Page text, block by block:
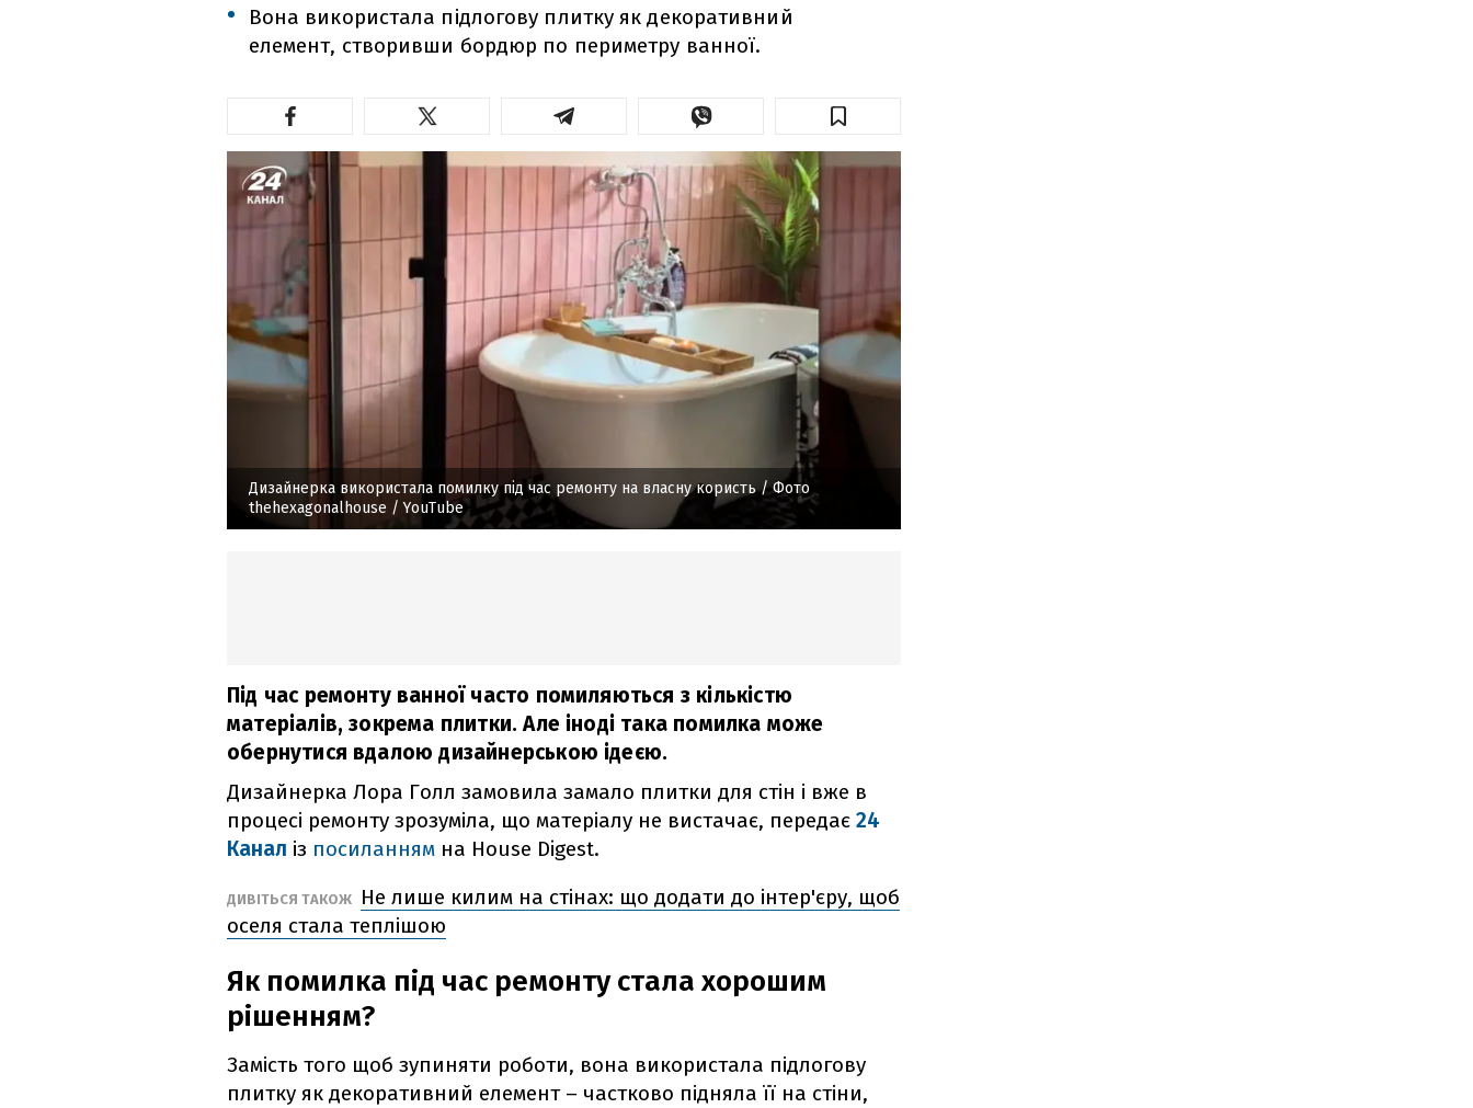
Вона використала підлогову плитку як декоративний
елемент, створивши бордюр по периметру ванної.
Дизайнерка використала помилку під час ремонту на власну користь/ Фото
thehexagonalhouse / YouTube
Під час ремонту ванної часто помиляються з кількістю
матеріалів, зокрема плитки. Але іноді така помилка може
обернутися вдалою дизайнерською ідеєю.
Дизайнерка Лора Голл замовила замало плитки для стін і вже в
процесі ремонту зрозуміла, що матеріалу не вистачає, передає 24
Канал із посиланням на House Digest.
ДИВІТЬСЯ ТАКОЖ
Не лише килим на стінах: що додати до інтер'єру, щоб
оселя стала теплішою
Як помилка під час ремонту стала хорошим
рішенням?
Замість того щоб зупиняти роботи, вона використала підлогову
плитку як декоративний елемент – частково підняла її на стіни,